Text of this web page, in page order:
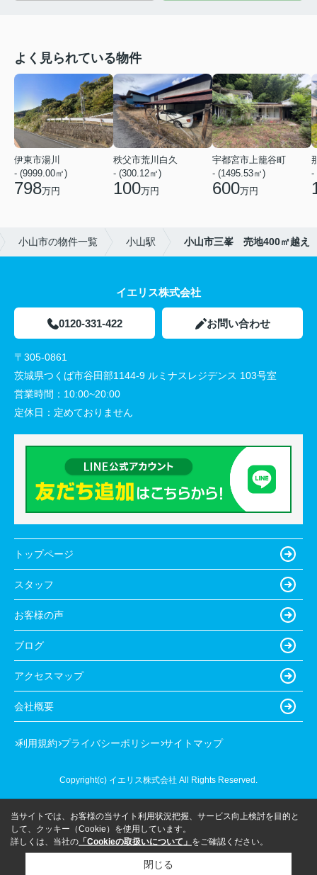
よく見られている物件
伊東市湯川
- (9999.00㎡)
798万円
秩父市荒川白久
- (300.12㎡)
100万円
宇都宮市上籠谷町
- (1495.53㎡)
600万円
-
小山市の物件一覧 小山駅 小山市三峯 売地400㎡越え
イエリス株式会社
0120-331-422 お問い合わせ
〒305-0861
茨城県つくば市谷田部1144-9 ルミナスレジデンス 103号室
営業時間： 10:00~20:00
定休日： 定めておりません
トップページ
スタッフ
お客様の声
ブログ
アクセスマップ
会社概要
利用規約 プライバシーポリシー サイトマップ
Copyright(c) イエリス株式会社 All Rights Reserved.
当サイトでは、お客様の当サイト利用状況把握、サービス向上検討を目的と
して、クッキー（Cookie）を使用しています。
詳しくは、当社の 「Cookieの取扱いについて」 をご確認ください。
閉じる